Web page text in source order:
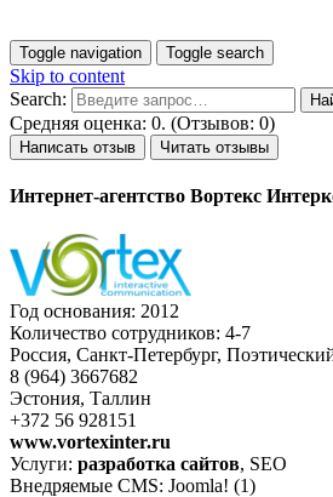
Toggle navigation Toggle search
Skip to content
Search:
Средняя оценка: 0. (Отзывов: 0)
Написать отзыв Читать отзывы
Интернет-агентство Вортекс
Год основания: 2012
Количество сотрудников: 4-7
Россия, Санкт-Петербург,
8 (964) 3667682
Эстония, Таллин
+372 56 928151
www.vortexinter.ru
Услуги: разработка сайтов, SEO
Внедряемые CMS: Joomla! (1)